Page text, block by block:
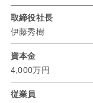
取締役社長
伊藤秀樹
資本金
4,000万円
従業員